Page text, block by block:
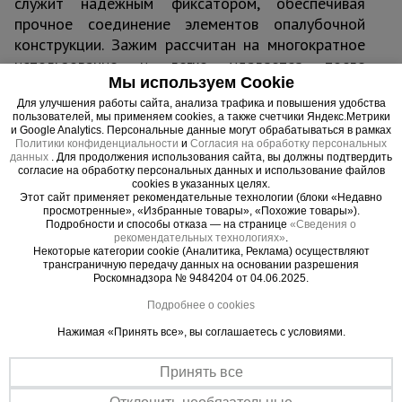
прочное соединение элементов опалубочной
конструкции. Зажим рассчитан на многократное
использование и легко удаляется после
затвердевания бетонного раствора перед
демонтажем.
Зажим предназначен для арматуры диаметром
от 6 до 10 мм. Его можно затянуть с помощью
специального ключа, который приобретается
отдельно. Этот зажим подходит для работы как
с щитовой опалубкой, так и с ламинированной
фанерой. Он незаменим при строительстве
фундаментов, тоннельных шахт, стен, колонн и
других элементов монолитного строительства.
* язычок толщиной 6 мм с острыми зубцами,
изготовленный из закаленного металла,
обработанного специальным оцинкованным
* крепежный механизм в направляющем корпусе
Мы используем Cookie
Для улучшения работы сайта, анализа трафика и повышения удобства
пользователей, мы применяем cookies, а также счетчики Яндекс.Метрики
и Google Analytics. Персональные данные могут обрабатываться в рамках
Политики конфиденциальности и Согласия на обработку персональных
данных . Для продолжения использования сайта, вы должны подтвердить
согласие на обработку персональных данных и использование файлов
cookies в указанных целях.
Этот сайт применяет рекомендательные технологии (блоки «Недавно
просмотренные», «Избранные товары», «Похожие товары»).
Подробности и способы отказа — на странице «Сведения о
рекомендательных технологиях».
Некоторые категории cookie (Аналитика, Реклама) осуществляют
трансграничную передачу данных на основании разрешения
Роскомнадзора № 9484204 от 04.06.2025.
Подробнее о cookies
Нажимая «Принять все», вы соглашаетесь с условиями.
Принять все